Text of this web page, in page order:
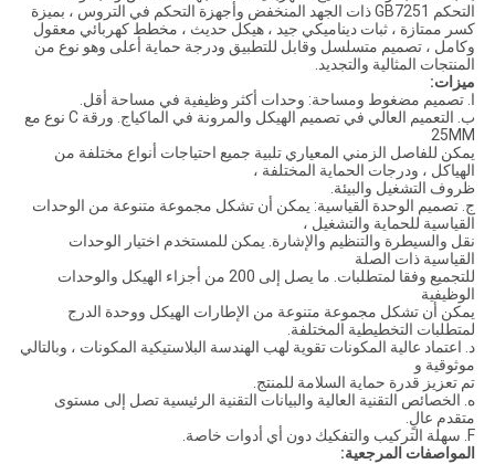
التحكم GB7251 ذات الجهد المنخفض وأجهزة التحكم في التروس ، بميزة
كسر ممتازة ، ثبات ديناميكي جيد ، هيكل حديث ، مخطط كهربائي معقول
وكامل ، تصميم متسلسل وقابل للتطبيق ودرجة حماية أعلى وهو نوع من
المنتجات المثالية والتجديد.
ميزات:
ا. تصميم مضغوط ومساحة: وحدات أكثر وظيفية في مساحة أقل.
ب. التعميم العالي في تصميم الهيكل والمرونة في الماكياج. ورقة C نوع مع
25MM
يمكن للفاصل الزمني المعياري تلبية جميع احتياجات أنواع مختلفة من
الهياكل ، ودرجات الحماية المختلفة ،
ظروف التشغيل والبيئة.
ج. تصميم الوحدة القياسية: يمكن أن تشكل مجموعة متنوعة من الوحدات
القياسية للحماية والتشغيل ،
نقل والسيطرة والتنظيم والإشارة. يمكن للمستخدم اختيار الوحدات
القياسية ذات الصلة
للتجميع وفقا لمتطلبات. ما يصل إلى 200 من أجزاء الهيكل والوحدات
الوظيفية
يمكن أن تشكل مجموعة متنوعة من الإطارات الهيكل ووحدة الدرج
لمتطلبات التخطيطية المختلفة.
د. اعتماد عالية المكونات تقوية لهب الهندسة البلاستيكية المكونات ، وبالتالي
موثوقية و
تم تعزيز قدرة حماية السلامة للمنتج.
ه. الخصائص التقنية العالية والبيانات التقنية الرئيسية تصل إلى مستوى
متقدم عالٍ.
F. سهلة التركيب والتفكيك دون أي أدوات خاصة.
المواصفات المرجعية: